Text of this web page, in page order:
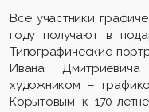
Все участники
году получают в
Типографические
Ивана
художником –
Корытовым к 170-